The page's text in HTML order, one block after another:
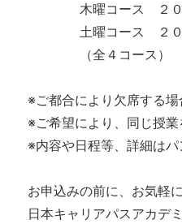
木曜コース ２０２
土曜コース ２０２
（全４コース）
※ご都合により欠席する場
※ご希望により、同じ授業
※内容や日程等、詳細はパ
お申込みの前に、お気軽
日本キャリアパスアカデ